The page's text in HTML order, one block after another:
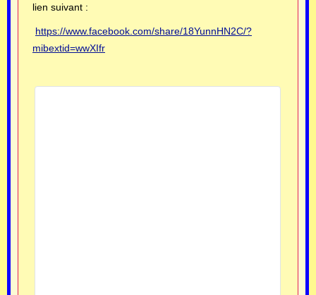
lien suivant :
https://www.facebook.com/share/18YunnHN2C/?
mibextid=wwXIfr